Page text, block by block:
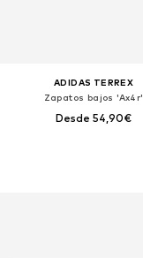
ADIDAS TERREX
Zapatos bajos 'Ax4r'
Desde 54,90€